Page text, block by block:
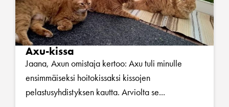
Axu-kissa
Jaana, Axun omistaja kertoo: Axu tuli minulle
ensimmäiseksi hoitokissaksi kissojen
pelastusyhdistyksen kautta. Arviolta se...